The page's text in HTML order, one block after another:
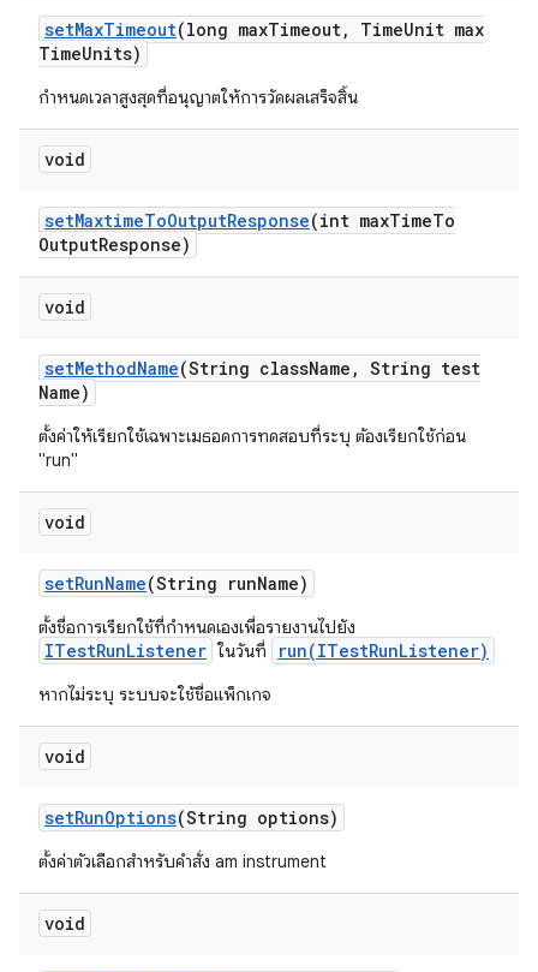
setMaxTimeout(long maxTimeout, TimeUnit max
TimeUnits)
กำหนดเวลาสูงสุดที่อนุญาตให้การวัดผลเสร็จสิ้น
void
setMaxtimeToOutputResponse(int maxTimeTo
OutputResponse)
void
setMethodName(String className , String test
Name)
ตั้งค่าให้เรียกใช้เฉพาะเมธอดการทดสอบที่ระบุ ต้องเรียกใช้ก่อน
"run"
void
setRunName(String runName)
ตั้งชื่อการเรียกใช้ที่กำหนดเองเพื่อรายงานไปยัง
ITestRunListener ในวันที่ run(ITestRunListener)
หากไม่ระบุ ระบบจะใช้ชื่อแพ็กเกจ
void
setRunOptions(String options)
ตั้งค่าตัวเลือกสำหรับคำสั่ง am instrument
void